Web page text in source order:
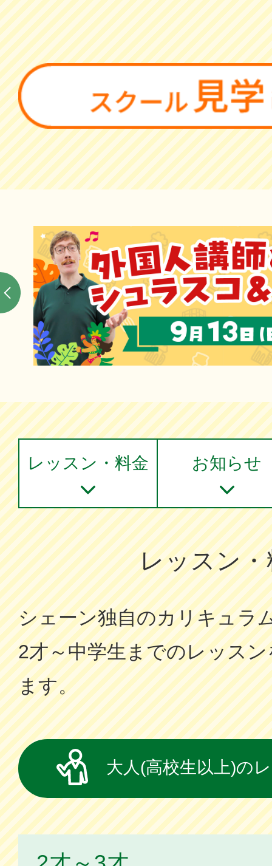
レッスン・料金 お知らせ
レッスン・
シェーン独⾃のカリキュラ
2才～中学⽣までのレッス
ます。
大人(高校生以上)の